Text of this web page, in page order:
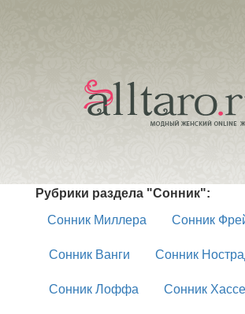
Рубрики раздела "Сонник":
Сонник Миллера
Сонник
Сонник Ванги Сонник
Сонник Лоффа Сонник Хассе